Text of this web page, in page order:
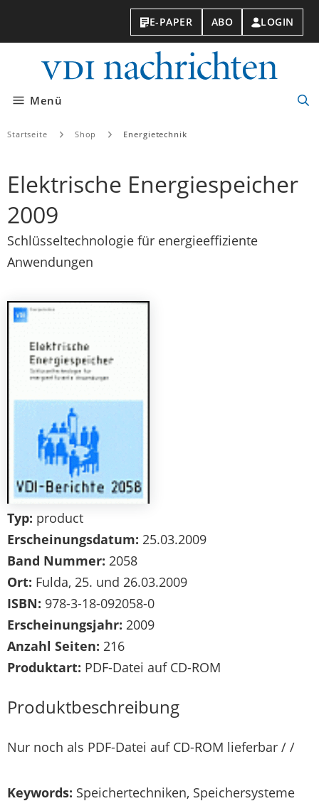
E-PAPER ABO LOGIN
Menü
Startseite Shop Energietechnik
Elektrische Energiespeicher
2009
Schlüsseltechnologie für energieeffiziente
Anwendungen
Typ: product
Erscheinungsdatum: 25.03.2009
Band Nummer: 2058
Ort: Fulda, 25. und 26.03.2009
ISBN: 978-3-18-092058-0
Erscheinungsjahr: 2009
Anzahl Seiten: 216
Produktart: PDF-Datei auf CD-ROM
Produktbeschreibung
Nur noch als PDF-Datei auf CD-ROM lieferbar / /
Keywords: Speichertechniken, Speichersysteme